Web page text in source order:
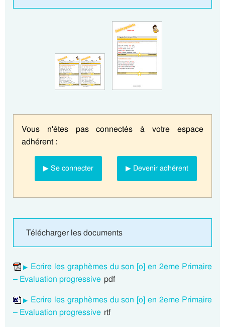
Vous n'êtes pas connectés à votre espace
adhérent :
▶ Se connecter ▶ Devenir adhérent
Télécharger les documents
Ecrire les graphèmes du son [o] en 2eme Primaire
– Evaluation progressive pdf
Ecrire les graphèmes du son [o] en 2eme Primaire
– Evaluation progressive rtf